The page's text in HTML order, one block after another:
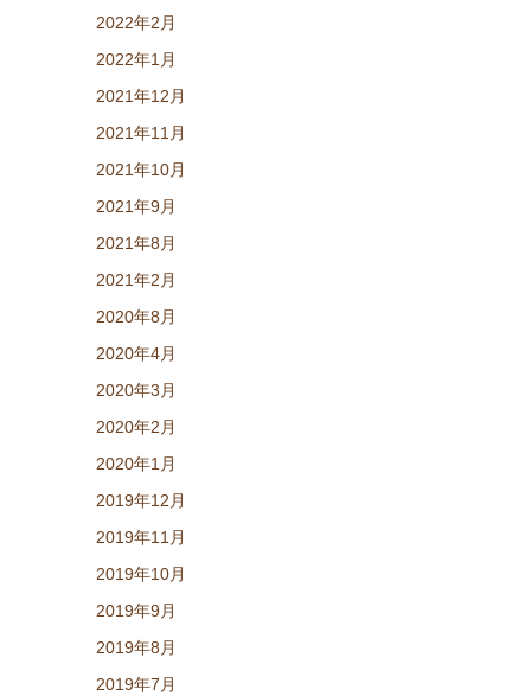
2022年2月
2022年1月
2021年12月
2021年11月
2021年10月
2021年9月
2021年8月
2021年2月
2020年8月
2020年4月
2020年3月
2020年2月
2020年1月
2019年12月
2019年11月
2019年10月
2019年9月
2019年8月
2019年7月